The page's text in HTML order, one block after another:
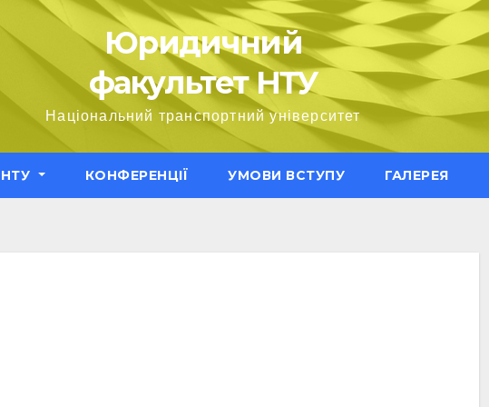
Юридичний
факультет НТУ
Національний транспортний університет
КОНФЕРЕНЦІЇ УМОВИ ВСТУПУ ГАЛЕРЕЯ